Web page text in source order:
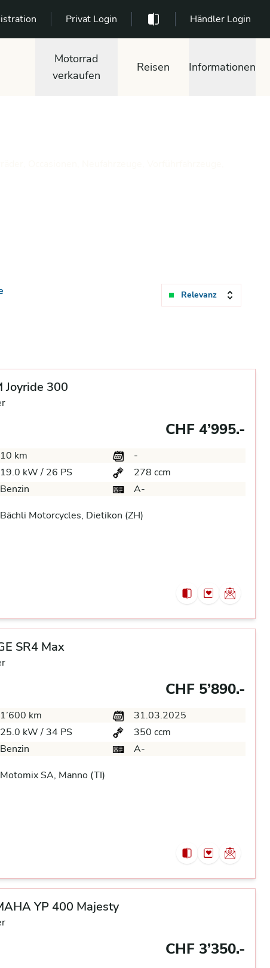
Privat Login Händler Login
Motorrad
verkaufen
Reisen Informationen
Occasionen, Neufahrzeuge, Vorführfahrzeuge,
Relevanz
Joyride 300
CHF 4’995.-
10 km
-
19.0 kW / 26 PS
278 ccm
Benzin
A-
Bächli Motorcycles, Dietikon (ZH)
SR4 Max
CHF 5’890.-
1’600 km
31.03.2025
25.0 kW / 34 PS
350 ccm
Benzin
A-
Motomix SA, Manno (TI)
YP 400 Majesty
CHF 3’350.-